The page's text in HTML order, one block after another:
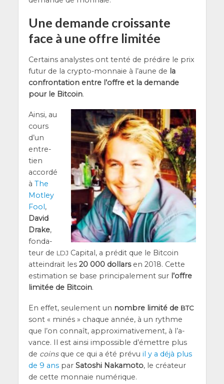
Une demande croissante
face à une offre limitée
Cer­tains ana­lystes ont ten­té de pré­dire le prix
futur de la cryp­to-mon­naie à l’aune de la
confron­ta­tion entre l’offre et la demande
pour le Bit­coin.
Ain­si, au
cours
d’un
entre­
tien
accor­dé
à The
Mot­ley
Fool,
David
Drake,
fon­da­
teur de LDJ Capi­tal, a pré­dit que le Bit­coin
attein­drait les 20 000 dol­larsen 2018. Cette
esti­ma­tion se base prin­ci­pa­le­ment sur l’offre
limi­tée de Bit­coin.
En effet, seule­ment un nombre limi­té de BTC
sont « minés » chaque année, à un rythme
que l’on connaît, approxi­ma­ti­ve­ment, à l’a­
vance. Il est ain­si impos­sible d’é­mettre plus
de coinsque ce qui a été pré­vu il y a déjà plus
de 9 anspar Sato­shi Naka­mo­to, le créa­teur
de cette mon­naie numérique.